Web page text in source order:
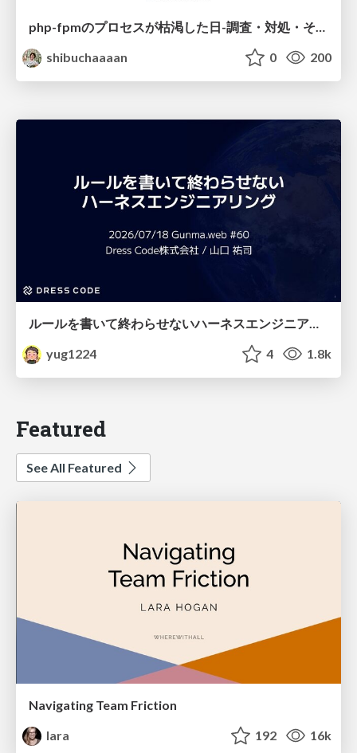
shibuchaaaan
0 200
ルールを書いて終わらせないハーネスエンジニアリング
yug1224
4 1.8k
Featured
See All Featured
Navigating Team Friction
lara
192 16k